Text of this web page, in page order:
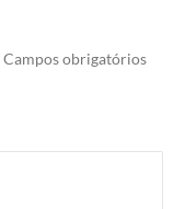
Campos obrigatórios